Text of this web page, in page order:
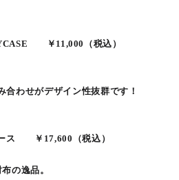
￥11,000（税込）
合わせがデザイン性抜群です！
ス ￥17,600（税込）
の逸品。